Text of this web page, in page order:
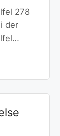
278
der